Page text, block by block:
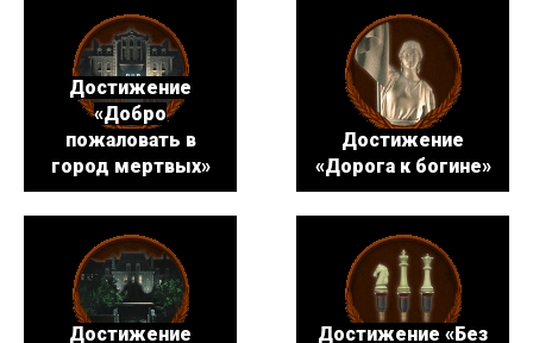
Достижение
«Добро
пожаловать в
город мертвых»
Достижение
«Дорога к богине»
Достижение
Достижение «Без